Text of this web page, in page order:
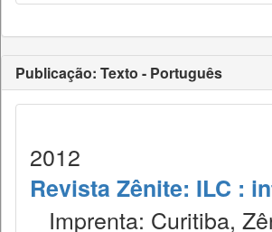
Publicação: Texto - Português
2012
Revista Zênite: ILC :
Imprenta: Curitiba,